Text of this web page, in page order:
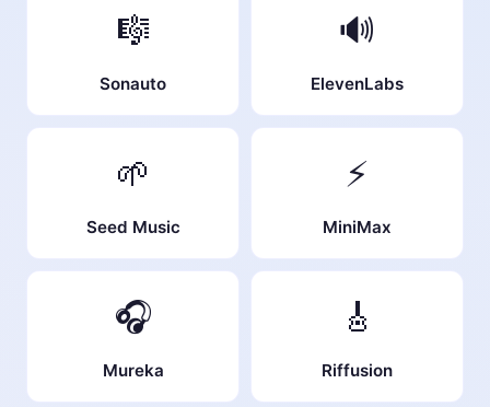
🎼
Sonauto
🔊
ElevenLabs
🌱
Seed Music
⚡
MiniMax
🎧
Mureka
🎸
Riffusion